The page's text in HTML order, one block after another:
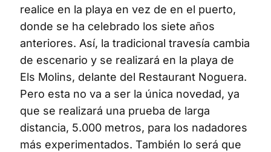
realice en la playa en vez de en el puerto,
donde se ha celebrado los siete años
anteriores. Así, la tradicional travesía cambia
de escenario y se realizará en la playa de
Els Molins, delante del Restaurant Noguera.
Pero esta no va a ser la única novedad, ya
que se realizará una prueba de larga
distancia, 5.000 metros, para los nadadores
más experimentados. También lo será que